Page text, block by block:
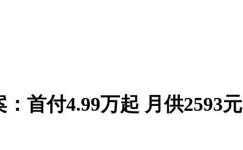
首付4.99万起 月供2593元